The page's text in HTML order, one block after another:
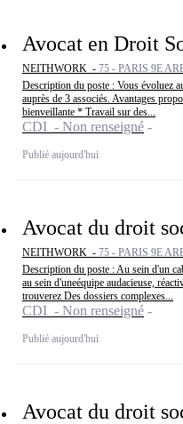
Avocat en Droit
NEITHWORK - 75 - PARIS 9E
Description du poste : Vous évoluez
auprès de 3 associés. Avantages
bienveillante * Travail sur des...
CDI - Non renseigné
Publié aujourd'hui
Avocat du droit
NEITHWORK - 75 - PARIS 9E
Description du poste : Au sein d'un
au sein d'uneéquipe audacieuse,
trouverez Des dossiers complexes...
CDI - Non renseigné
Publié aujourd'hui
Avocat du droit